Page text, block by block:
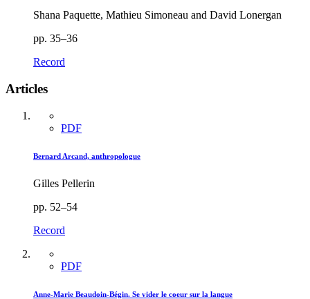
Shana Paquette, Mathieu Simoneau and David Lonergan
pp. 35–36
Record
Articles
PDF
Bernard Arcand, anthropologue
Gilles Pellerin
pp. 52–54
Record
PDF
Anne-Marie Beaudoin-Bégin. Se vider le coeur sur la langue